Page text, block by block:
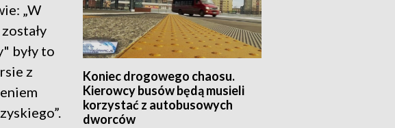
Koniec drogowego chaosu.
Kierowcy busów będą musieli
korzystać z autobusowych
dworców
„W
były to
z